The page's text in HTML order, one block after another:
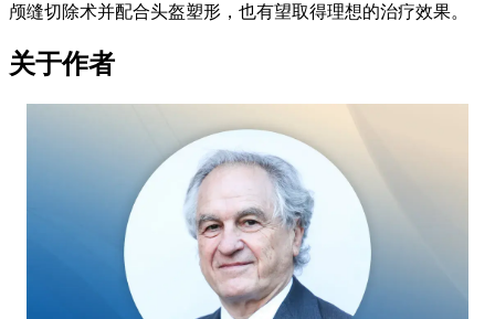
颅缝切除术并配合头盔塑形，也有望取得理想的治疗效果。
​关于作者​